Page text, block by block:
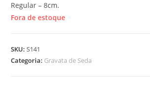
Regular – 8cm.
Fora de estoque
SKU:S141
Categoria: Gravata de Seda